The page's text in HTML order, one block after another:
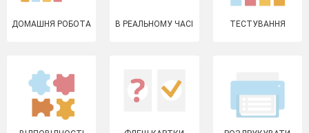
ДОМАШНЯ РОБОТА В РЕАЛЬНОМУ ЧАСІ ТЕСТУВАННЯ